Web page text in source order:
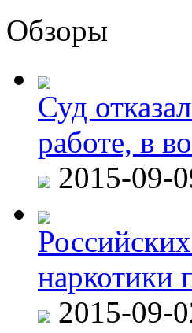
Обзоры
Суд
работе, в
2015-09-
наркотики
2015-09-